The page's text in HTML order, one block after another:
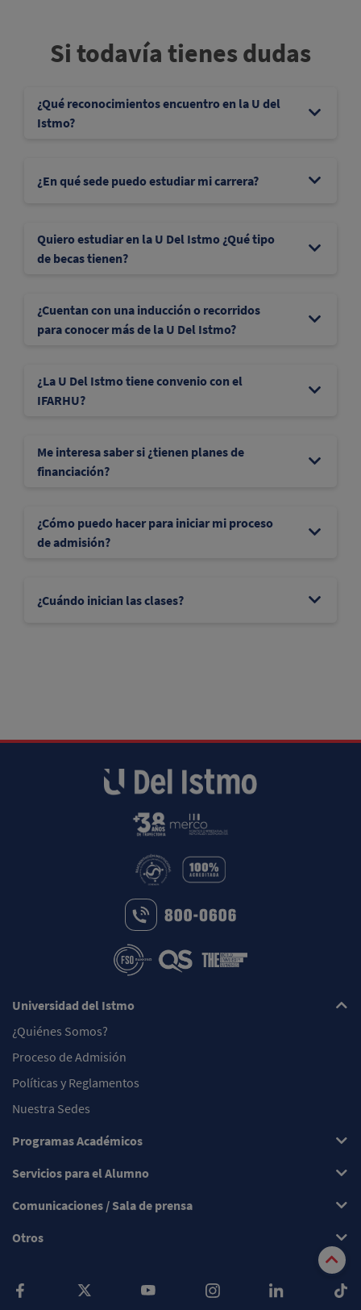
Si todavía tienes dudas
¿Qué reconocimientos encuentro en la U del
Istmo?
¿En qué sede puedo estudiar mi carrera?
Quiero estudiar en la U Del Istmo ¿Qué tipo
de becas tienen?
¿Cuentan con una inducción o recorridos
para conocer más de la U Del Istmo?
¿La U Del Istmo tiene convenio con el
IFARHU?
Me interesa saber si ¿tienen planes de
financiación?
¿Cómo puedo hacer para iniciar mi proceso
de admisión?
¿Cuándo inician las clases?
Universidad del Istmo
¿Quiénes Somos?
Proceso de Admisión
Políticas y Reglamentos
Nuestra Sedes
Programas Académicos
Servicios para el Alumno
Comunicaciones / Sala de prensa
Otros